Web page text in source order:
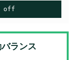
off
ランス